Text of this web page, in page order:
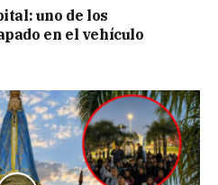
uno de los
en el vehículo